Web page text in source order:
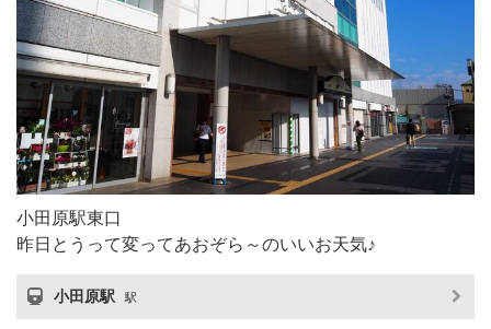
小田原駅東口
昨日とうって変ってあおぞら～のいいお天気♪
小田原駅 駅